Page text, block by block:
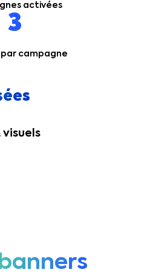
activées
3
campagne
visuels
banners